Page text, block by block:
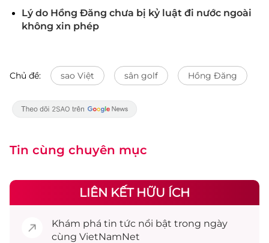
Lý do Hồng Đăng chưa bị kỷ luật đi nước ngoài
không xin phép
Chủ đề: sao Việt sân golf Hồng Đăng
Tin cùng chuyên mục
LIÊN KẾT HỮU ÍCH
Khám phá tin tức nổi bật trong ngày
cùng VietNamNet